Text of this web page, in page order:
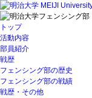
トップ
活動内容
部員紹介
戦歴
フェンシング部の歴史
フェンシング部の戦績
戦歴・その他